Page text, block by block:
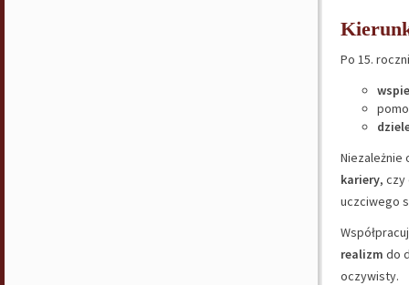
Po 15.
kariery,
uczciwego
realizm do
oczywisty.